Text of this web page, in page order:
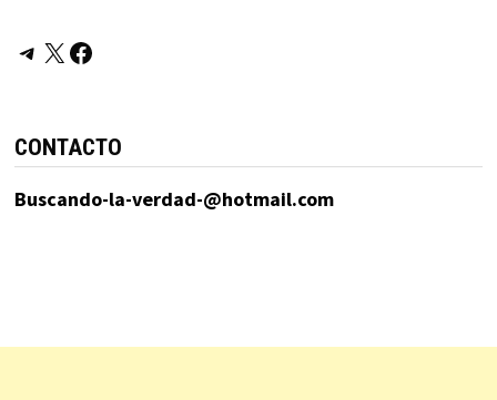
Telegram
X Facebook
CONTACTO
Buscando-la-verdad-@hotmail.com